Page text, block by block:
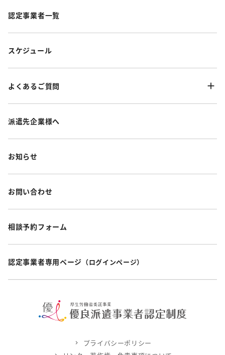
認定事業者一覧
スケジュール
よくあるご質問
派遣先企業様へ
お知らせ
お問い合わせ
相談予約フォーム
認定事業者専用ページ （ログインページ）
プライバシーポリシー